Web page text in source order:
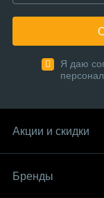
Я даю
Акции и скидки
Бренды